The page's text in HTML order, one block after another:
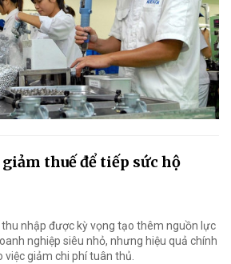
thuế để tiếp sức hộ
nhập được kỳ vọng tạo thêm nguồn lực
nghiệp siêu nhỏ, nhưng hiệu quả chính
việc giảm chi phí tuân thủ.